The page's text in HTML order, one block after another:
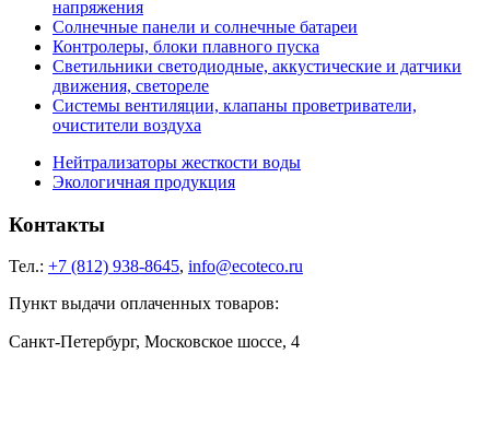
напряжения
Солнечные панели и солнечные батареи
Контролеры, блоки плавного пуска
Светильники светодиодные, аккустические и датчики
движения, светореле
Системы вентиляции, клапаны проветриватели,
очистители воздуха
Нейтрализаторы жесткости воды
Экологичная продукция
Контакты
Тел.: +7 (812) 938-8645, info@ecoteco.ru
Пункт выдачи оплаченных товаров:
Санкт-Петербург, Московское шоссе, 4